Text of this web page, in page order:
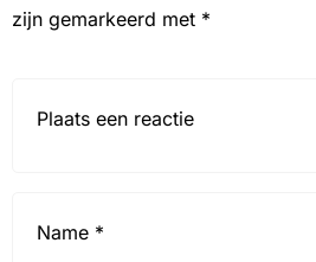
zijn gemarkeerd met *